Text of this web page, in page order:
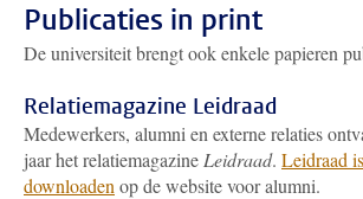
Publicaties in print
De universiteit brengt ook enkele papieren
Relatiemagazine Leidraad
Medewerkers, alumni en externe relaties
jaar het relatiemagazine Leidraad. Leidraad
downloaden op de website voor alumni.